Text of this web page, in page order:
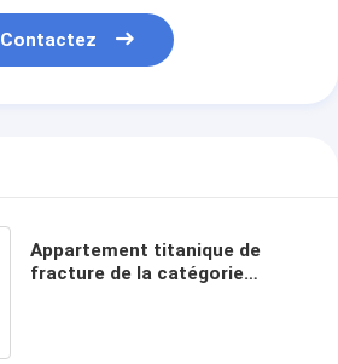
Contactez
Appartement titanique de
fracture de la catégorie